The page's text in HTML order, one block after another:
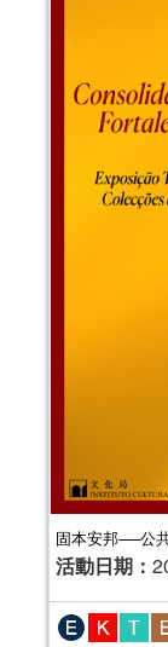
固本安邦──公
活動日期：